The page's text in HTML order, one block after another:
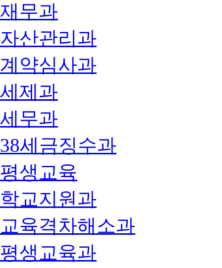
재무과
자산관리과
계약심사과
세제과
세무과
38세금징수과
평생교육
학교지원과
교육격차해소과
평생교육과